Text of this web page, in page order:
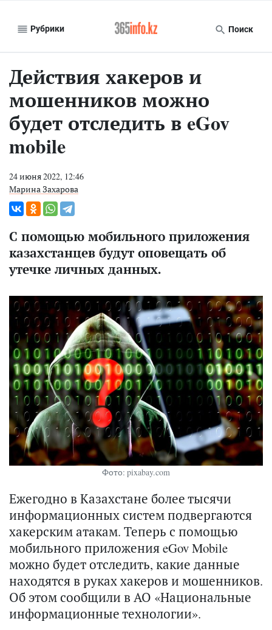
Рубрики Поиск
Действия хакеров и
мошенников можно
будет отследить в eGov
mobile
24 июня 2022, 12:46
Марина Захарова
С помощью мобильного приложения
казахстанцев будут оповещать об
утечке личных данных.
Фото: pixabay.com
Ежегодно в Казахстане более тысячи
информационных систем подвергаются
хакерским атакам. Теперь с помощью
мобильного приложения eGov Mobile
можно будет отследить, какие данные
находятся в руках хакеров и мошенников.
Об этом сообщили в АО «Национальные
информационные технологии».